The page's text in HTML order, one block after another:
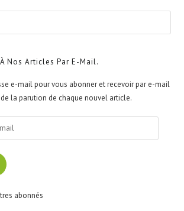
Nos Articles Par E-Mail.
e-mail pour vous abonner et recevoir par e-mail
la parution de chaque nouvel article.
abonnés